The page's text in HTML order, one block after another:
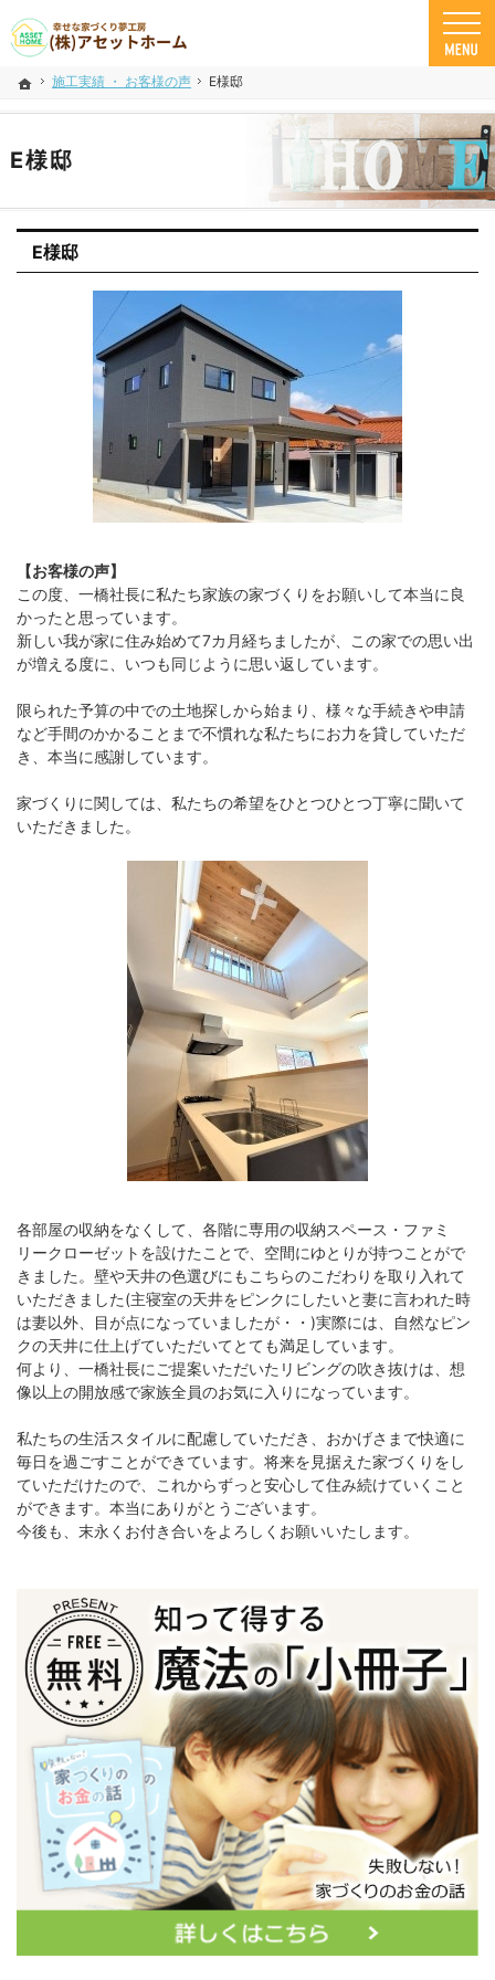
ホーム
施工実績 ・ お客様の声 E様邸
E様邸
米子市の注文住宅ならアセットホーム
幸せな家づくり夢工房 米子市で安心の一戸建て｜アセットホーム
E様邸
【お客様の声】
この度、一橋社長に私たち家族の家づくりをお願いして本当に良
かったと思っています。
新しい我が家に住み始めて7カ月経ちましたが、この家での思い出
が増える度に、いつも同じように思い返しています。
限られた予算の中での土地探しから始まり、様々な手続きや申請
など手間のかかることまで不慣れな私たちにお力を貸していただ
き、本当に感謝しています。
家づくりに関しては、私たちの希望をひとつひとつ丁寧に聞いて
いただきました。
各部屋の収納をなくして、各階に専用の収納スペース・ファミ
リークローゼットを設けたことで、空間にゆとりが持つことがで
きました。壁や天井の色選びにもこちらのこだわりを取り入れて
いただきました(主寝室の天井をピンクにしたいと妻に言われた時
は妻以外、目が点になっていましたが・・)実際には、自然なピン
クの天井に仕上げていただいてとても満足しています。
何より、一橋社長にご提案いただいたリビングの吹き抜けは、想
像以上の開放感で家族全員のお気に入りになっています。
私たちの生活スタイルに配慮していただき、おかげさまで快適に
毎日を過ごすことができています。将来を見据えた家づくりをし
ていただけたので、これからずっと安心して住み続けていくこと
ができます。本当にありがとうございます。
今後も、末永くお付き合いをよろしくお願いいたします。